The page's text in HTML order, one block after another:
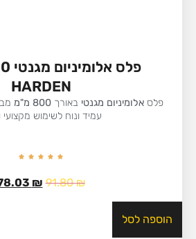
HARDEN
פלסאלומיניום מגנטי באורך800 מ"מ
עמיד ונוח לשימוש מקצועי
91.80₪
₪
הוספה לסל